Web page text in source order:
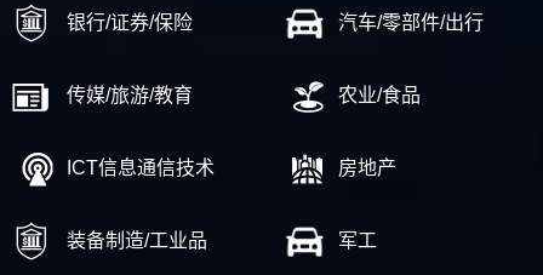
银行/证券/保险 汽车/零部件/出行
传媒/旅游/教育 农业/食品
ICT信息通信技术 房地产
装备制造/工业品 军工